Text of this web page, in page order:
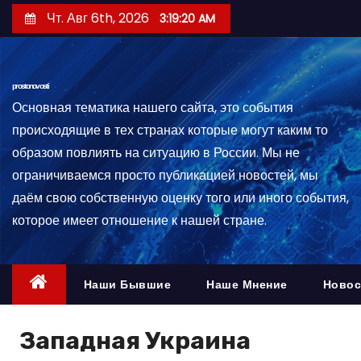
е
й
ж
Чт. Авг 6th, 2026 3:19:21 AM
prostonovosti
Основная тематика нашего сайта, это события
происходящие в тех странах которые могут каким то
образом повлиять на ситуацию в России. Мы не
ограничиваемся просто публикацией новостей, мы
даём свою собственную оценку того или иного события,
которое имеет отношение к нашей стране.
Наши Бывшие Наше Мнение
Западная Украина